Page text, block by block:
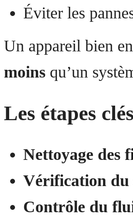
Éviter les
Un appareil bien
moins qu’un
Les étapes
Nettoyage des
Vérification
Contrôle du